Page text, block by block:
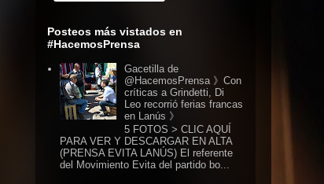
Posteos más vistados en
#HacemosPrensa
Gacetilla de
@HacemosPrensa 》Con
críticas a Grindetti, Di
Leo recorrió ferias francas
en Lanús 》
5 FOTOS > CLIC AQUÍ
PARA VER Y DESCARGAR EN ALTA
(PRENSA EVITA LANÚS) El referente
del Movimiento Evita del partido bo...